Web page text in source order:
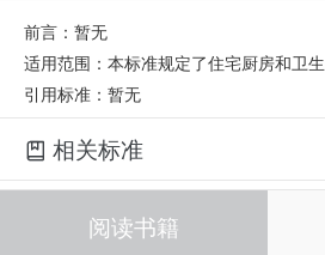
前言：暂无
引用标准：暂无
相关标准
代替标准：
JG/T 3028-1995
JG/T 194-2006阅读书籍